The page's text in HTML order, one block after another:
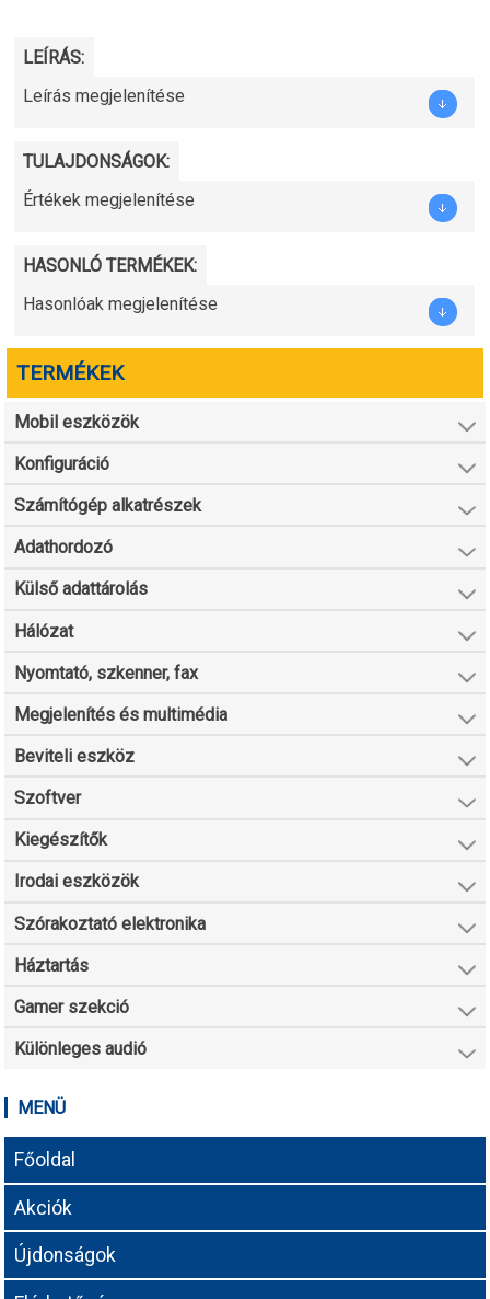
LEÍRÁS:
Leírás megjelenítése
TULAJDONSÁGOK:
Értékek megjelenítése
HASONLÓ TERMÉKEK:
Hasonlóak megjelenítése
TERMÉKEK
Mobil eszközök
Konfiguráció
Számítógép alkatrészek
Adathordozó
Külső adattárolás
Hálózat
Nyomtató, szkenner, fax
Megjelenítés és multimédia
Beviteli eszköz
Szoftver
Kiegészítők
Irodai eszközök
Szórakoztató elektronika
Háztartás
Gamer szekció
Különleges audió
MENÜ
Főoldal
Akciók
Újdonságok